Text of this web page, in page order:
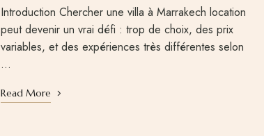
Introduction Chercher une villa à Marrakech location
peut devenir un vrai défi : trop de choix, des prix
variables, et des expériences très différentes selon
…
Read More